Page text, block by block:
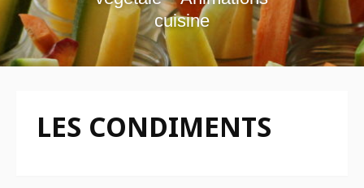
cuisine
LES CONDIMENTS